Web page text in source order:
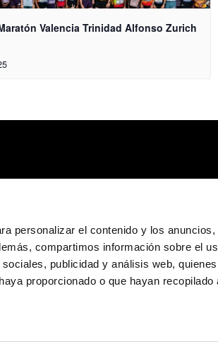
personalizar el contenido y los
compartimos información sobre el
publicidad y análisis web,
proporcionado o que hayan recopilado
Valencia Trinidad Alfonso Zurich